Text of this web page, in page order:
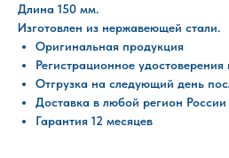
Длина 150 мм.
Изготовлен из нержавеющей стали.
Оригинальная продукция
Регистрационное удостоверения
Отгрузка на следующий день
Доставка в любой регион России
Гарантия 12 месяцев